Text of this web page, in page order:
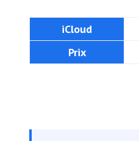
iCloud
Prix